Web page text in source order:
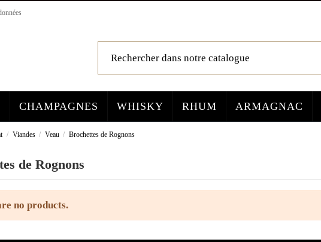
CHAMPAGNES WHISKY RHUM ARMAGNAC
Viandes Veau Brochettes de Rognons
de Rognons
no products.